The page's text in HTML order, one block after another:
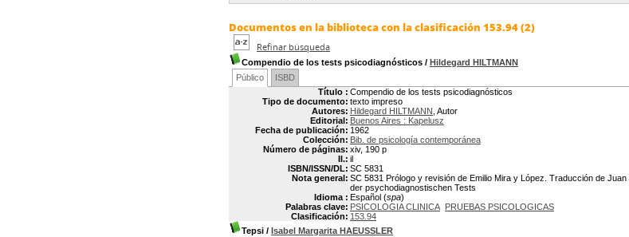
Documentos en la biblioteca con la clasificación 153.94 (2)
Refinar búsqueda
Compendio de los tests psicodiagnósticos / Hildegard HILTMANN
Público
ISBD
Título : Compendio de los tests psicodiagnósticos
Tipo de documento: texto impreso
Autores: Hildegard HILTMANN , Autor
Editorial: Buenos Aires : Kapelusz
Fecha de publicación: 1962
Colección: Bib. de psicología contemporánea
Número de páginas: xiv, 190 p
Il.: il
ISBN/ISSN/DL: SC 5831
Nota general: SC 5831 Prólogo y revisión de Emilio Mira y López. Traducción de
der psychodiagnostischen Tests
Idioma : Español (spa)
Palabras clave: PSICOLOGIA CLINICA PRUEBAS PSICOLOGICAS
Clasificación: 153.94
Tepsi / Isabel Margarita HAEUSSLER